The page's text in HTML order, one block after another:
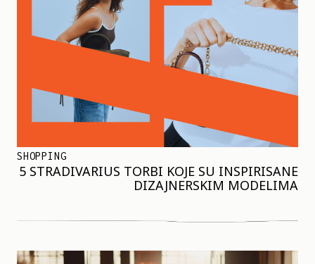
SHOPPING
5 STRADIVARIUS TORBI KOJE SU INSPIRISANE
DIZAJNERSKIM MODELIMA